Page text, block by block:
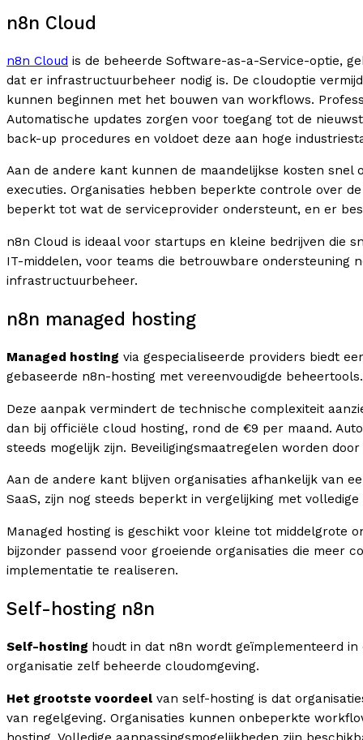
n8n Cloud
n8n Cloud is de beheerde Software-as-a-Service-optie,
dat er infrastructuurbeheer nodig is. De cloudoptie
kunnen beginnen met het bouwen van workflows.
Automatische updates zorgen voor toegang tot de
back-up procedures en voldoet deze aan hoge
Aan de andere kant kunnen de maandelijkse kosten
executies. Organisaties hebben beperkte controle over
beperkt tot wat de serviceprovider ondersteunt, en er
n8n Cloud is ideaal voor startups en kleine bedrijven die
IT-middelen, voor teams die betrouwbare
infrastructuurbeheer.
n8n managed hosting
Managed hosting via gespecialiseerde providers biedt
gebaseerde n8n-hosting met vereenvoudigde beheertools.
Deze aanpak vermindert de technische complexiteit
dan bij officiële cloud hosting, rond de €9 per maand.
steeds mogelijk zijn. Beveiligingsmaatregelen worden
Aan de andere kant blijven organisaties afhankelijk van
SaaS, zijn nog steeds beperkt in vergelijking met
Managed hosting is geschikt voor kleine tot middelgrote
bijzonder passend voor groeiende organisaties die meer
implementatie te realiseren.
Self-hosting n8n
Self-hosting houdt in dat n8n wordt geïmplementeerd
organisatie zelf beheerde cloudomgeving.
Het grootste voordeel van self-hosting is dat
van regelgeving. Organisaties kunnen onbeperkte